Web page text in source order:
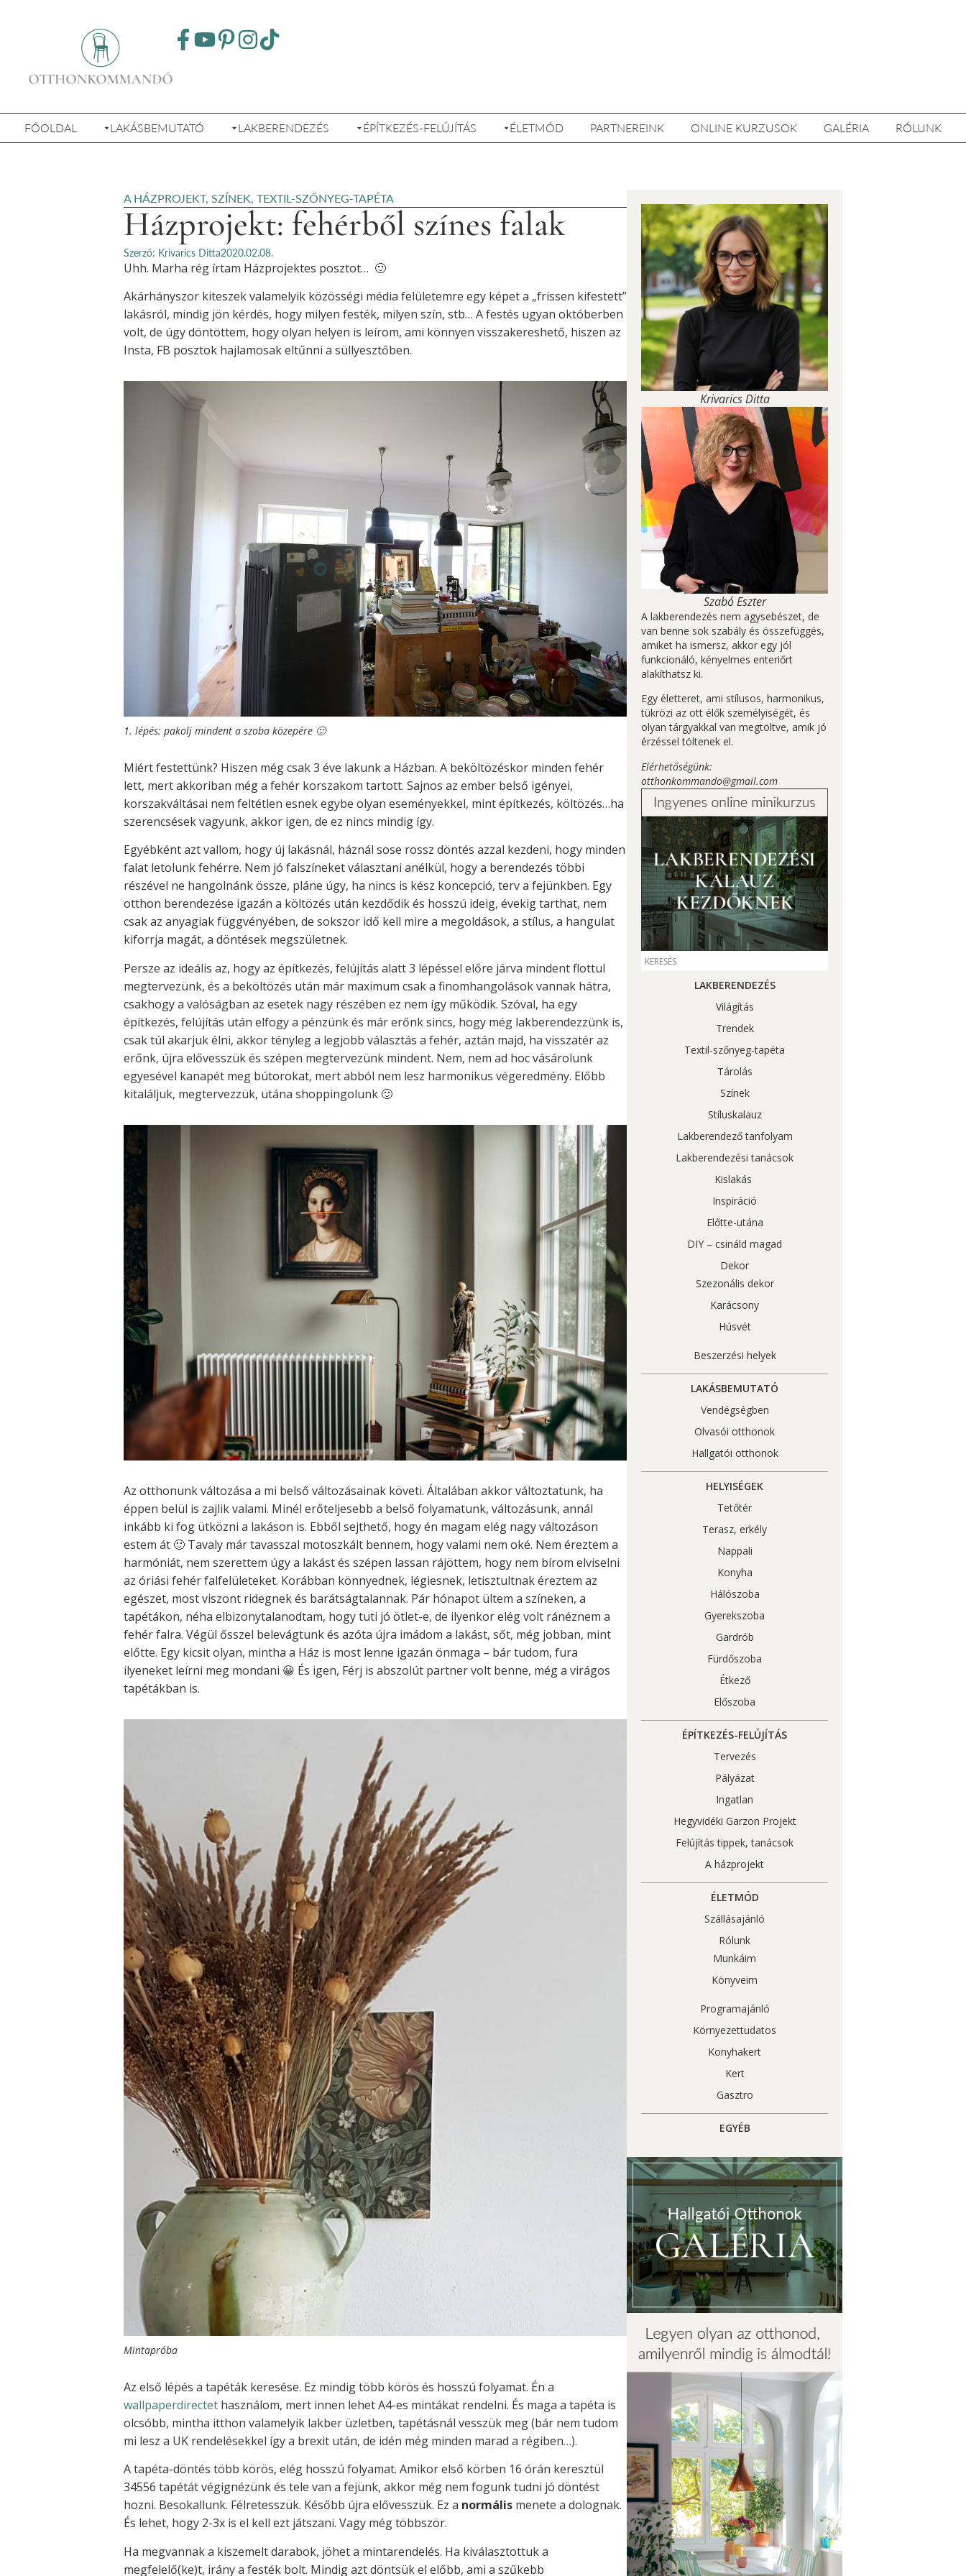
FŐOLDAL LAKÁSBEMUTATÓ LAKBERENDEZÉS ÉPÍTKEZÉS-FELÚJÍTÁS ÉLETMÓD PARTNEREINK ONLINE KURZUSOK GALÉRIA RÓLUNK
A HÁZPROJEKT, SZÍNEK, TEXTIL-SZŐNYEG-TAPÉTA
Házprojekt: fehérből színes falak
Szerző: Krivarics Ditta2020.02.08.
Uhh. Marha rég írtam Házprojektes posztot… 🙂
Akárhányszor kiteszek valamelyik közösségi média felületemre egy képet a „frissen kifestett”
lakásról, mindig jön kérdés, hogy milyen festék, milyen szín, stb… A festés ugyan októberben
volt, de úgy döntöttem, hogy olyan helyen is leírom, ami könnyen visszakereshető, hiszen az
Insta, FB posztok hajlamosak eltűnni a süllyesztőben.
1. lépés: pakolj mindent a szoba közepére 🙂
Miért festettünk? Hiszen még csak 3 éve lakunk a Házban. A beköltözéskor minden fehér
lett, mert akkoriban még a fehér korszakom tartott. Sajnos az ember belső igényei,
korszakváltásai nem feltétlen esnek egybe olyan eseményekkel, mint építkezés, költözés…ha
szerencsések vagyunk, akkor igen, de ez nincs mindig így.
Egyébként azt vallom, hogy új lakásnál, háznál sose rossz döntés azzal kezdeni, hogy minden
falat letolunk fehérre. Nem jó falszíneket választani anélkül, hogy a berendezés többi
részével ne hangolnánk össze, pláne úgy, ha nincs is kész koncepció, terv a fejünkben. Egy
otthon berendezése igazán a költözés után kezdődik és hosszú ideig, évekig tarthat, nem
csak az anyagiak függvényében, de sokszor idő kell mire a megoldások, a stílus, a hangulat
kiforrja magát, a döntések megszületnek.
Persze az ideális az, hogy az építkezés, felújítás alatt 3 lépéssel előre járva mindent flottul
megtervezünk, és a beköltözés után már maximum csak a finomhangolások vannak hátra,
csakhogy a valóságban az esetek nagy részében ez nem így működik. Szóval, ha egy
építkezés, felújítás után elfogy a pénzünk és már erőnk sincs, hogy még lakberendezzünk is,
csak túl akarjuk élni, akkor tényleg a legjobb választás a fehér, aztán majd, ha visszatér az
erőnk, újra elővesszük és szépen megtervezünk mindent. Nem, nem ad hoc vásárolunk
egyesével kanapét meg bútorokat, mert abból nem lesz harmonikus végeredmény. Előbb
kitaláljuk, megtervezzük, utána shoppingolunk 🙂
Az otthonunk változása a mi belső változásainak követi. Általában akkor változtatunk, ha
éppen belül is zajlik valami. Minél erőteljesebb a belső folyamatunk, változásunk, annál
inkább ki fog ütközni a lakáson is. Ebből sejthető, hogy én magam elég nagy változáson
estem át 🙂 Tavaly már tavasszal motoszkált bennem, hogy valami nem oké. Nem éreztem a
harmóniát, nem szerettem úgy a lakást és szépen lassan rájöttem, hogy nem bírom elviselni
az óriási fehér falfelületeket. Korábban könnyednek, légiesnek, letisztultnak éreztem az
egészet, most viszont ridegnek és barátságtalannak. Pár hónapot ültem a színeken, a
tapétákon, néha elbizonytalanodtam, hogy tuti jó ötlet-e, de ilyenkor elég volt ránéznem a
fehér falra. Végül ősszel belevágtunk és azóta újra imádom a lakást, sőt, még jobban, mint
előtte. Egy kicsit olyan, mintha a Ház is most lenne igazán önmaga – bár tudom, fura
ilyeneket leírni meg mondani 😀 És igen, Férj is abszolút partner volt benne, még a virágos
tapétákban is.
Mintapróba
Az első lépés a tapéták keresése. Ez mindig több körös és hosszú folyamat. Én a
wallpaperdirectet használom, mert innen lehet A4-es mintákat rendelni. És maga a tapéta is
olcsóbb, mintha itthon valamelyik lakber üzletben, tapétásnál vesszük meg (bár nem tudom
mi lesz a UK rendelésekkel így a brexit után, de idén még minden marad a régiben…).
A tapéta-döntés több körös, elég hosszú folyamat. Amikor első körben 16 órán keresztül
34556 tapétát végignézünk és tele van a fejünk, akkor még nem fogunk tudni jó döntést
hozni. Besokallunk. Félretesszük. Később újra elővesszük. Ez a normális menete a dolognak.
És lehet, hogy 2-3x is el kell ezt játszani. Vagy még többször.
Ha megvannak a kiszemelt darabok, jöhet a mintarendelés. Ha kiválasztottuk a
megfelelő(ke)t, irány a festék bolt. Mindig azt döntsük el előbb, ami a szűkebb
Krivarics Ditta
Szabó Eszter
A lakberendezés nem agysebészet, de
van benne sok szabály és összefüggés,
amiket ha ismersz, akkor egy jól
funkcionáló, kényelmes enteriőrt
alakíthatsz ki.
Egy életteret, ami stílusos, harmonikus,
tükrözi az ott élők személyiségét, és
olyan tárgyakkal van megtöltve, amik jó
érzéssel töltenek el.
Elérhetőségünk:
otthonkommando@gmail.com
LAKBERENDEZÉS
Világítás
Trendek
Textil-szőnyeg-tapéta
Tárolás
Színek
Stíluskalauz
Lakberendező tanfolyam
Lakberendezési tanácsok
Kislakás
Inspiráció
Előtte-utána
DIY – csináld magad
Dekor
Szezonális dekor
Karácsony
Húsvét
Beszerzési helyek
LAKÁSBEMUTATÓ
Vendégségben
Olvasói otthonok
Hallgatói otthonok
HELYISÉGEK
Tetőtér
Terasz, erkély
Nappali
Konyha
Hálószoba
Gyerekszoba
Gardrób
Fürdőszoba
Étkező
Előszoba
ÉPÍTKEZÉS-FELÚJÍTÁS
Tervezés
Pályázat
Ingatlan
Hegyvidéki Garzon Projekt
Felújítás tippek, tanácsok
A házprojekt
ÉLETMÓD
Szállásajánló
Rólunk
Munkáim
Könyveim
Programajánló
Környezettudatos
Konyhakert
Kert
Gasztro
EGYÉB